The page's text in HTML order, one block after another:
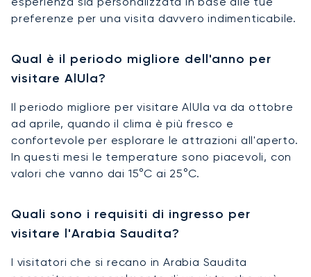
preferenze per una visita davvero indimenticabile.
Qual è il periodo migliore dell'anno per
visitare AlUla?
Il periodo migliore per visitare AlUla va da ottobre
ad aprile, quando il clima è più fresco e
confortevole per esplorare le attrazioni all'aperto.
In questi mesi le temperature sono piacevoli, con
valori che vanno dai 15°C ai 25°C.
Quali sono i requisiti di ingresso per
visitare l'Arabia Saudita?
I visitatori che si recano in Arabia Saudita